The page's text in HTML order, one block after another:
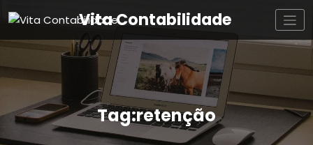
Vita Contabilidade
Tag:retenção